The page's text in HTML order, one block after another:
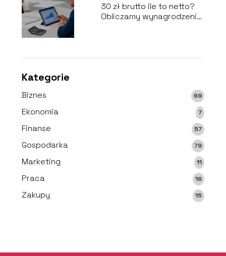
30 zł brutto ile to netto?
Obliczamy wynagrodzenie
Kategorie
Biznes 69
Ekonomia 7
Finanse 57
Gospodarka 79
Marketing 11
Praca 16
Zakupy 15